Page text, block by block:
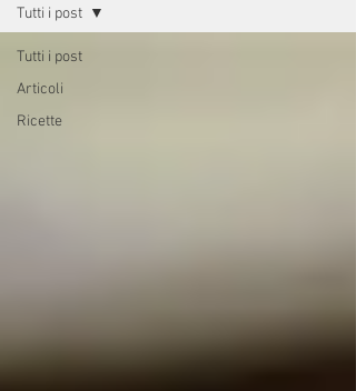
Tutti i post
Articoli
Ricette
Tutti i post